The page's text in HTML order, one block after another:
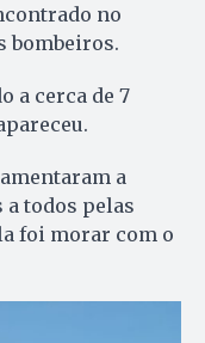
no
bombeiros.
a cerca de 7
a
a todos pelas
foi morar com o